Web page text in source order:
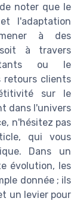
noter que le
l'adaptation
à des
à travers
ou le
retours clients
sur le
dans l'univers
n'hésitez pas
qui vous
Dans un
évolution, les
donnée ; ils
un levier pour